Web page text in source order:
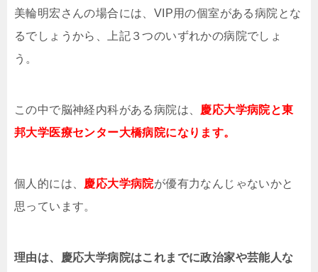
美輪明宏さんの場合には、VIP用の個室がある病院とな
るでしょうから、上記３つのいずれかの病院でしょ
う。
この中で脳神経内科がある病院は、 慶応大学病院と東
邦大学医療センター大橋病院になります。
個人的には、 慶応大学病院が優有力なんじゃないかと
思っています。
理由は、慶応大学病院はこれまでに政治家や芸能人な